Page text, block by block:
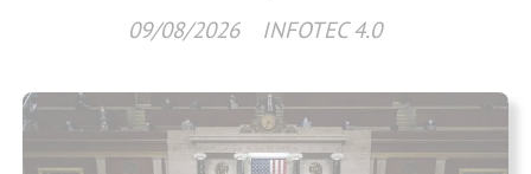
INFOTEC 4.0
09/08/2026